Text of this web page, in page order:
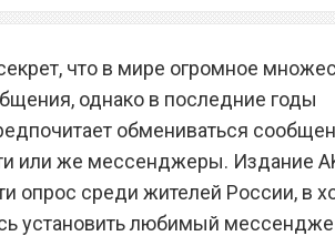
России, от
что в мире огромное
однако в последние годы
обмениваться
или же мессенджеры. Издание
опрос среди жителей России, в
установить любимый